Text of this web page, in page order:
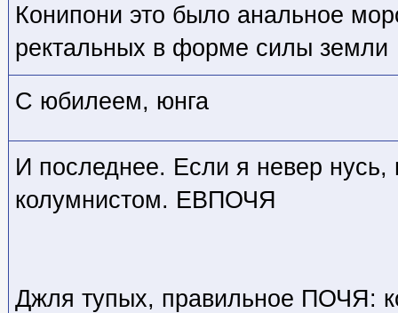
Конипони это было анальное
ректальных в форме силы земли
С юбилеем, юнга
И последнее. Если я невер нусь,
колумнистом. ЕВПОЧЯ
Джля тупых, правильное ПОЧЯ: